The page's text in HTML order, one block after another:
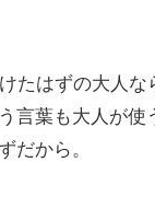
たはずの大人
言葉も大人が
だから。